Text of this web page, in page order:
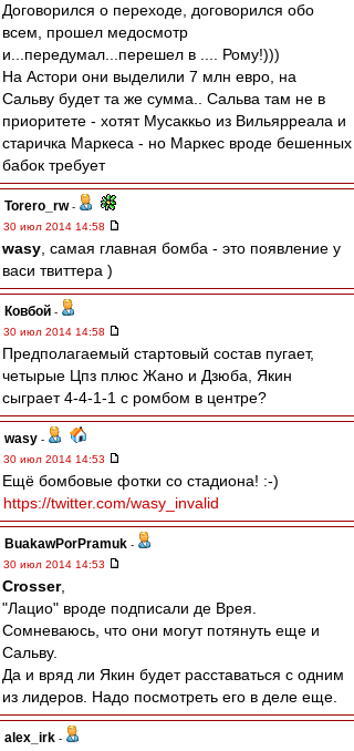
Договорился о переходе, договорился обо
всем, прошел медосмотр
и...передумал...перешел в .... Рому!)))
На Астори они выделили 7 млн евро, на
Сальву будет та же сумма.. Сальва там не в
приоритете - хотят Мусаккьо из Вильярреала и
старичка Маркеса - но Маркес вроде бешенных
бабок требует
Torero_rw-
30 июл 2014 14:58
wasy , самая главная бомба - это появление у
васи твиттера )
Ковбой -
30 июл 2014 14:58
Предполагаемый стартовый состав пугает,
четырые Цпз плюс Жано и Дзюба, Якин
сыграет 4-4-1-1 с ромбом в центре?
wasy -
30 июл 2014 14:53
Ещё бомбовые фотки со стадиона! :-)
https://twitter.com/wasy_invalid
BuakawPorPramuk -
30 июл 2014 14:53
Crosser,
"Лацио" вроде подписали де Врея.
Сомневаюсь, что они могут потянуть еще и
Сальву.
Да и вряд ли Якин будет расставаться с одним
из лидеров. Надо посмотреть его в деле еще.
alex_irk -